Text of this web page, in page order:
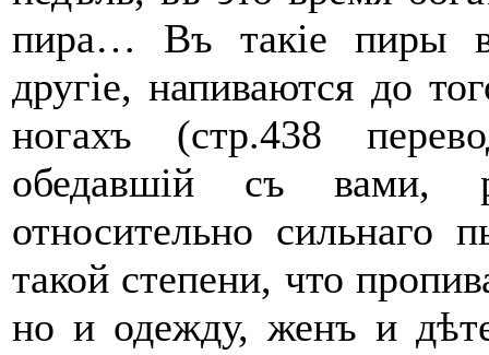
пира… Въ такіе пиры
другіе, напиваются до
ногахъ (стр.438
обедавшій​ съ вами,
относительно
такой степени, что
но и одежду, женъ и